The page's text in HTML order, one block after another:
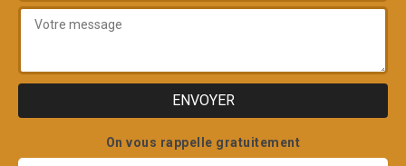
On vous rappelle gratuitement